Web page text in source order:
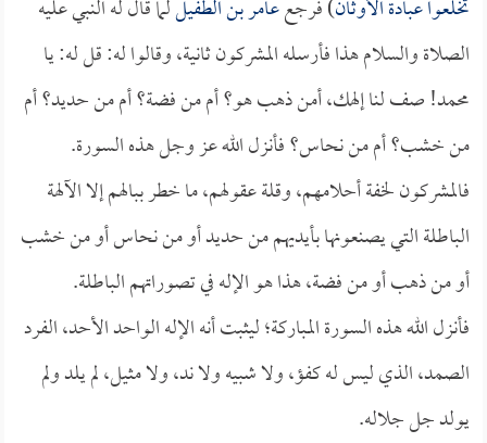
تخلعوا عبادة الأوثان) فرجععامر بن الطفيللما قال له النبي عليه
الصلاة والسلام هذا فأرسله المشركون ثانية، وقالوا له: قل له: يا
محمد! صف لنا إلهك، أمن ذهب هو؟ أم من فضة؟ أم من حديد؟ أم
من خشب؟ أم من نحاس؟ فأنزل الله عز وجل هذه السورة.
فالمشركون لخفة أحلامهم، وقلة عقولهم، ما خطر ببالهم إلا الآلهة
الباطلة التي يصنعونها بأيديهم من حديد أو من نحاس أو من خشب
أو من ذهب أو من فضة، هذا هو الإله في تصوراتهم الباطلة.
فأنزل الله هذه السورة المباركة؛ ليثبت أنه الإله الواحد الأحد، الفرد
الصمد، الذي ليس له كفؤ، ولا شبيه ولا ند، ولا مثيل، لم يلد ولم
يولد جل جلاله.